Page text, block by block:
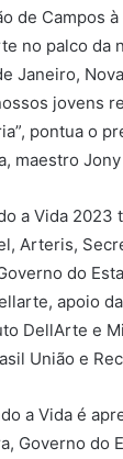
de Campos
no palco da
Janeiro,
jovens
pontua o
maestro
a Vida 2023
Arteris,
do
apoio
DellArte e
União e
a Vida é
Governo do